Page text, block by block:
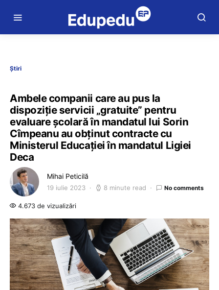
Știri
Ambele companii care au pus la
dispoziție servicii „gratuite” pentru
evaluare școlară în mandatul lui Sorin
Cîmpeanu au obținut contracte cu
Ministerul Educației în mandatul Ligiei
Deca
Mihai Peticilă
19 iulie 2023 8 minute read No comments
4.673 de vizualizări